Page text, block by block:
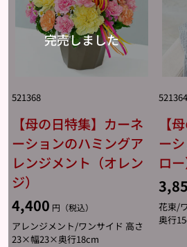
521368
【母の日特集】カーネ
ーションのハミングア
レンジメント（オレン
ジ）
4,400 円（税込）
アレンジメント/ワンサイド 高さ
23×幅23×奥行18cm
521364
【
ー
ロー
花束/
奥行